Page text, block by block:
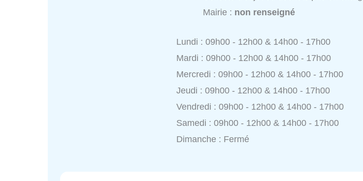
Mairie : non renseigné
Lundi : 09h00 - 12h00 & 14h00 - 17h00
Mardi : 09h00 - 12h00 & 14h00 - 17h00
Mercredi : 09h00 - 12h00 & 14h00 - 17h00
Jeudi : 09h00 - 12h00 & 14h00 - 17h00
Vendredi : 09h00 - 12h00 & 14h00 - 17h00
Samedi : 09h00 - 12h00 & 14h00 - 17h00
Dimanche : Fermé